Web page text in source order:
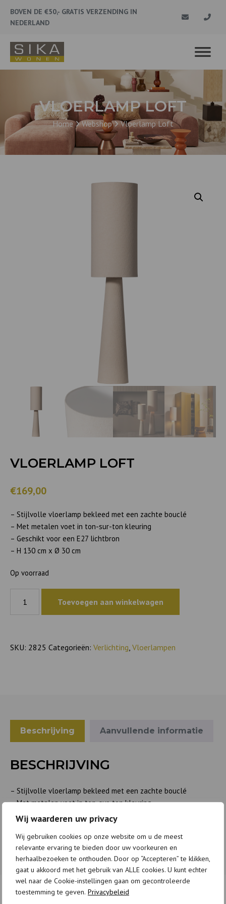
Wij waarderen uw privacy
Wij gebruiken cookies op onze website om u de meest
relevante ervaring te bieden door uw voorkeuren en
herhaalbezoeken te onthouden. Door op “Accepteren” te klikken,
gaat u akkoord met het gebruik van ALLE cookies. U kunt echter
wel naar de Cookie-instellingen gaan om gecontroleerde
toestemming te geven. Privacybeleid
BOVEN DE €50,- GRATIS VERZENDING IN
NEDERLAND
VLOERLAMP LOFT
Home Webshop Vloerlamp Loft
VLOERLAMP LOFT
€169,00
– Stijlvolle vloerlamp bekleed met een zachte bouclé
– Met metalen voet in ton-sur-ton kleuring
– Geschikt voor een E27 lichtbron
– H 130 cm x Ø 30 cm
Op voorraad
Loft
Toevoegen aan winkelwagen
SKU: 2825 Categorieën: Verlichting, Vloerlampen
Beschrijving Aanvullende informatie
BESCHRIJVING
– Stijlvolle vloerlamp bekleed met een zachte bouclé
– Met metalen voet in ton-sur-ton kleuring
– Geschikt voor een E27 lichtbron